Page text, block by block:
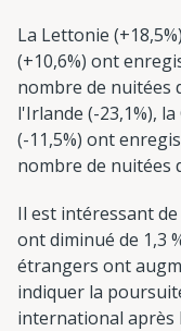
La Lettonie
(+10,6%) ont
nombre de nuitées
l'Irlande (-23,1%),
(-11,5%) ont
nombre de nuitées
Il est intéressant
ont diminué de 1,3
étrangers ont
indiquer la
international après